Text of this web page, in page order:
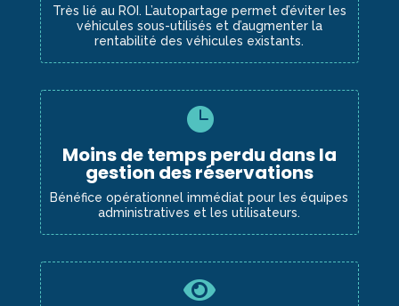
Très lié au ROI. L’autopartage permet d’éviter les
véhicules sous-utilisés et d’augmenter la
rentabilité des véhicules existants.

Moins de temps perdu dans la
gestion des réservations
Bénéfice opérationnel immédiat pour les équipes
administratives et les utilisateurs.
